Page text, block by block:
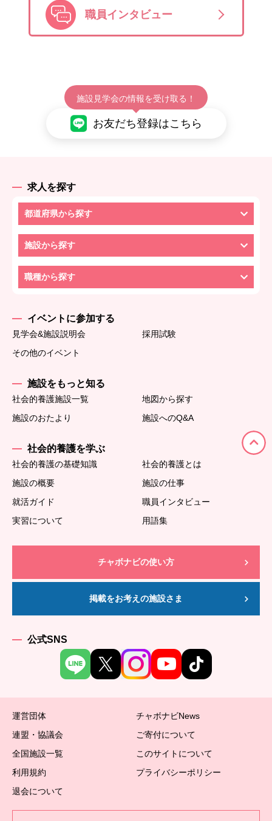
職員インタビュー
施設見学会の情報を受け取る！
お友だち登録はこちら
求人を探す
都道府県から探す
施設から探す
職種から探す
イベントに参加する
見学会&施設説明会
採用試験
その他のイベント
施設をもっと知る
社会的養護施設一覧
地図から探す
施設のおたより
施設へのQ&A
社会的養護を学ぶ
社会的養護の基礎知識
社会的養護とは
施設の概要
施設の仕事
就活ガイド
職員インタビュー
実習について
用語集
チャボナビの使い方
掲載をお考えの施設さま
公式SNS
運営団体
チャボナビNews
連盟・協議会
ご寄付について
全国施設一覧
このサイトについて
利用規約
プライバシーポリシー
退会について